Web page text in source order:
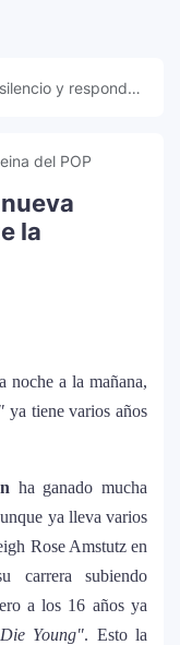
y responde
del POP
la
noche a la mañana,
ya tiene varios años
ha ganado mucha
ya lleva varios
Rose Amstutz en
carrera subiendo
a los 16 años ya
Young". Esto la